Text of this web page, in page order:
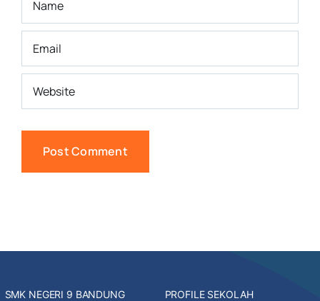
SMK NEGERI 9 BANDUNG PROFILE SEKOLAH